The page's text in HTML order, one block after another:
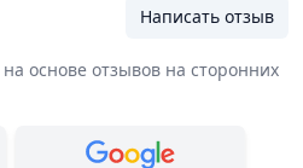
Написать отзыв
на основе отзывов на сторонних